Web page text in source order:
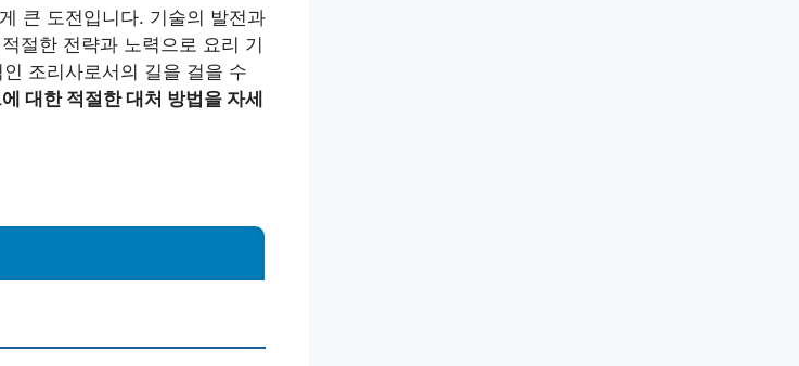
큰 도전입니다. 기술의 발전과
절한 전략과 노력으로 요리 기
조리사로서의 길을 걸을 수
대한 적절한 대처 방법을 자세